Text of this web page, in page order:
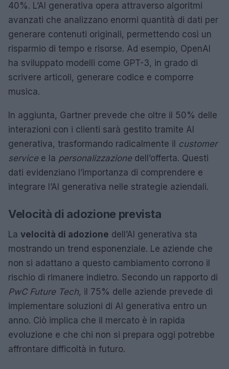
40%. L’AI generativa opera attraverso algoritmi
avanzati che analizzano enormi quantità di dati per
generare contenuti originali, permettendo così un
risparmio di tempo e risorse. Ad esempio, OpenAI
ha sviluppato modelli come GPT-3, in grado di
scrivere articoli, generare codice e comporre
musica.
In aggiunta, Gartner prevede che oltre il 50% delle
interazioni con i clienti sarà gestito tramite AI
generativa, trasformando radicalmente il customer
servicee la personalizzazionedell’offerta. Questi
dati evidenziano l’importanza di comprendere e
integrare l’AI generativa nelle strategie aziendali.
Velocità di adozione prevista
La velocità di adozione dell’AI generativa sta
mostrando un trend esponenziale. Le aziende che
non si adattano a questo cambiamento corrono il
rischio di rimanere indietro. Secondo un rapporto di
PwC Future Tech, il 75% delle aziende prevede di
implementare soluzioni di AI generativa entro un
anno. Ciò implica che il mercato è in rapida
evoluzione e che chi non si prepara oggi potrebbe
affrontare difficoltà in futuro.